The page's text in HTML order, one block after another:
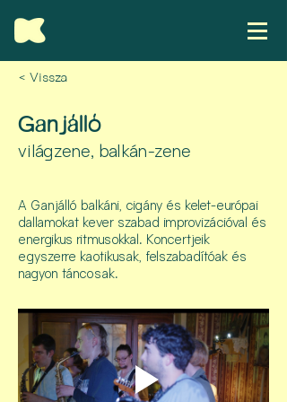
< Vissza
Ganjálló
világzene, balkán-zene
A Ganjálló balkáni, cigány és kelet-európai
dallamokat kever szabad improvizációval és
energikus ritmusokkal. Koncertjeik
egyszerre kaotikusak, felszabadítóak és
nagyon táncosak.